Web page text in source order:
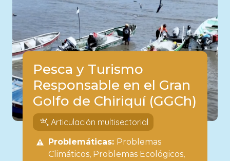
Pesca y Turismo
Responsable en el Gran
Golfo de Chiriquí (GGCh)
Articulación multisectorial
Problemáticas: Problemas
Climáticos Problemas Ecológicos